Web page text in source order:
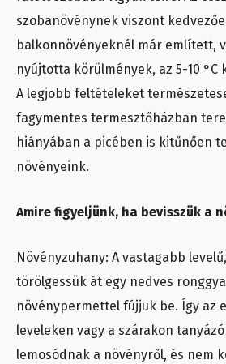
szobanövénynek viszont
balkonnövényeknél már említett,
nyújtotta körülmények, az 5-10
A legjobb feltételeket
fagymentes termesztőházban
hiányában a picében is kitűnően
növényeink.
Amire figyeljünk, ha bevisszük a
Növényzuhany: A vastagabb
törölgessük át egy nedves
növénypermettel fújjuk be. Így az
leveleken vagy a szárakon
lemosódnak a növényről, és nem